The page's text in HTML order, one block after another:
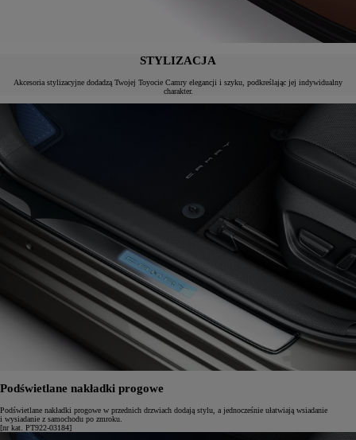
STYLIZACJA
Akcesoria stylizacyjne dodadzą Twojej Toyocie Camry elegancji i szyku, podkreślając jej indywidualny
charakter.
Podświetlane nakładki progowe
Podświetlane nakładki progowe w przednich drzwiach dodają stylu, a jednocześnie ułatwiają wsiadanie
i wysiadanie z samochodu po zmroku.
[nr kat. PT922-03184]